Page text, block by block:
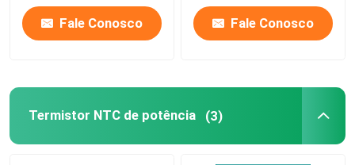
Fale Conosco Fale Conosco
Termistor NTC de potência (3)